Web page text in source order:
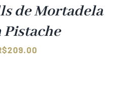
de Mortadela
Pistache
209.00